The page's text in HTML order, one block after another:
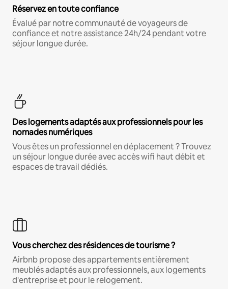
Réservez en toute confiance
Évalué par notre communauté de voyageurs de
confiance et notre assistance 24h/24 pendant votre
séjour longue durée.
Des logements adaptés aux professionnels pour les
nomades numériques
Vous êtes un professionnel en déplacement ? Trouvez
un séjour longue durée avec accès wifi haut débit et
espaces de travail dédiés.
Vous cherchez des résidences de tourisme ?
Airbnb propose des appartements entièrement
meublés adaptés aux professionnels, aux logements
d'entreprise et pour le relogement.